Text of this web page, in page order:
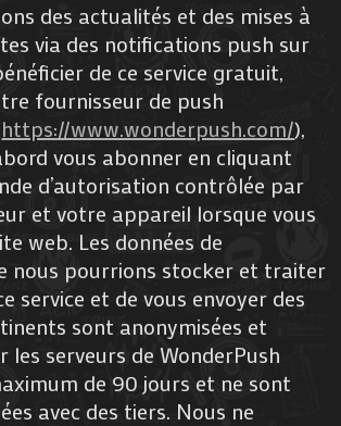
des actualités et des mises à
via des notifications push sur
de ce service gratuit,
fournisseur de push
https://www.wonderpush.com/),
vous abonner en cliquant
d’autorisation contrôlée par
et votre appareil lorsque vous
web. Les données de
nous pourrions stocker et traiter
service et de vous envoyer des
sont anonymisées et
les serveurs de WonderPush
de 90 jours et ne sont
avec des tiers. Nous ne